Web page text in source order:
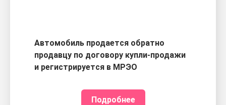
Автомобиль продается обратно
продавцу по договору купли-продажи
и регистрируется в МРЭО
Подробнее